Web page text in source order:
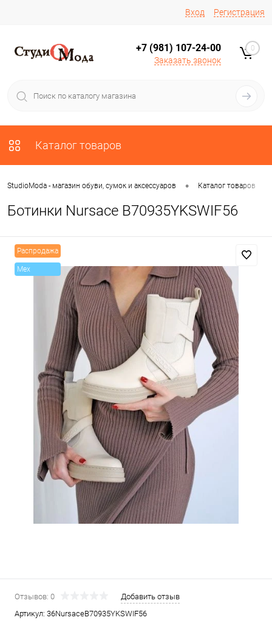
Вход Регистрация
+7 (981) 107-24-00
Заказать звонок
0
Каталог товаров
StudioModa - магазин обуви, сумок и аксессуаров • Каталог товаров
Ботинки Nursace B70935YKSWIF56
Распродажа
Mex
Отзывов: 0
Добавить отзыв
Артикул: 36NursaceB70935YKSWIF56